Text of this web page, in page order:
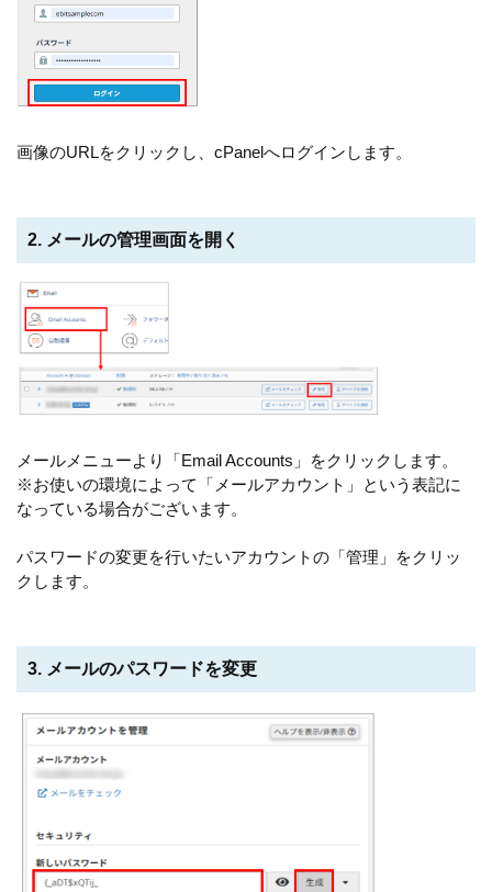
画像のURLをクリックし、cPanelへログインします。
2. メールの管理画面を開く
メールメニューより「Email Accounts」をクリックします。
※お使いの環境によって「メールアカウント」という表記に
なっている場合がございます。
パスワードの変更を行いたいアカウントの「管理」をクリッ
クします。
3. メールのパスワードを変更